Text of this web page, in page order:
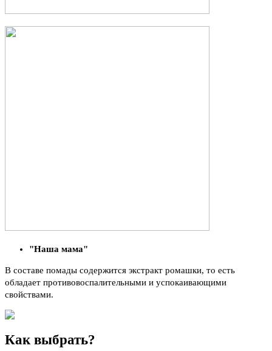
"Наша мама"
В составе помады содержится экстракт ромашки, то есть
обладает противовоспалительными и успокаивающими
свойствами.
Как выбрать?